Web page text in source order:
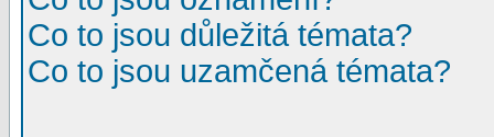
Co to jsou důležitá témata?
Co to jsou uzamčená témata?